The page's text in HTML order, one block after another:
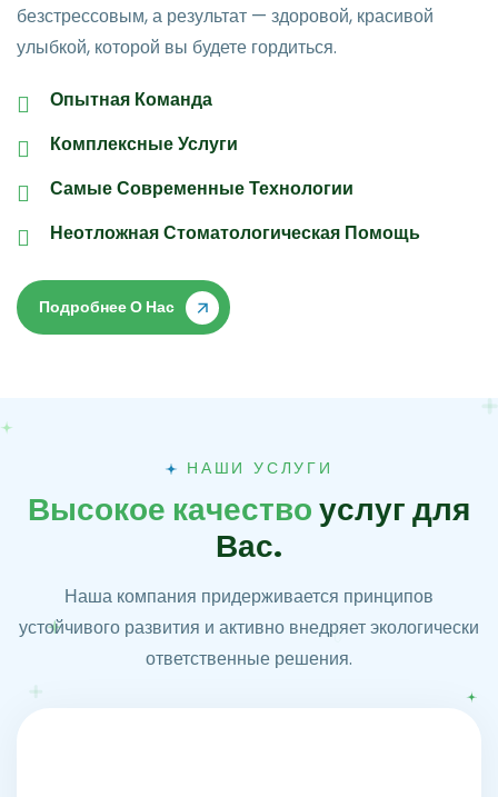
безстрессовым, а результат — здоровой, красивой
улыбкой, которой вы будете гордиться.
Опытная Команда
Комплексные Услуги
Самые Современные Технологии
Неотложная Стоматологическая Помощь
Подробнее О Нас
НАШИ УСЛУГИ
Высокое качествоуслугдля
Вас.
Наша компания придерживается принципов
устойчивого развития и активно внедряет экологически
ответственные решения.